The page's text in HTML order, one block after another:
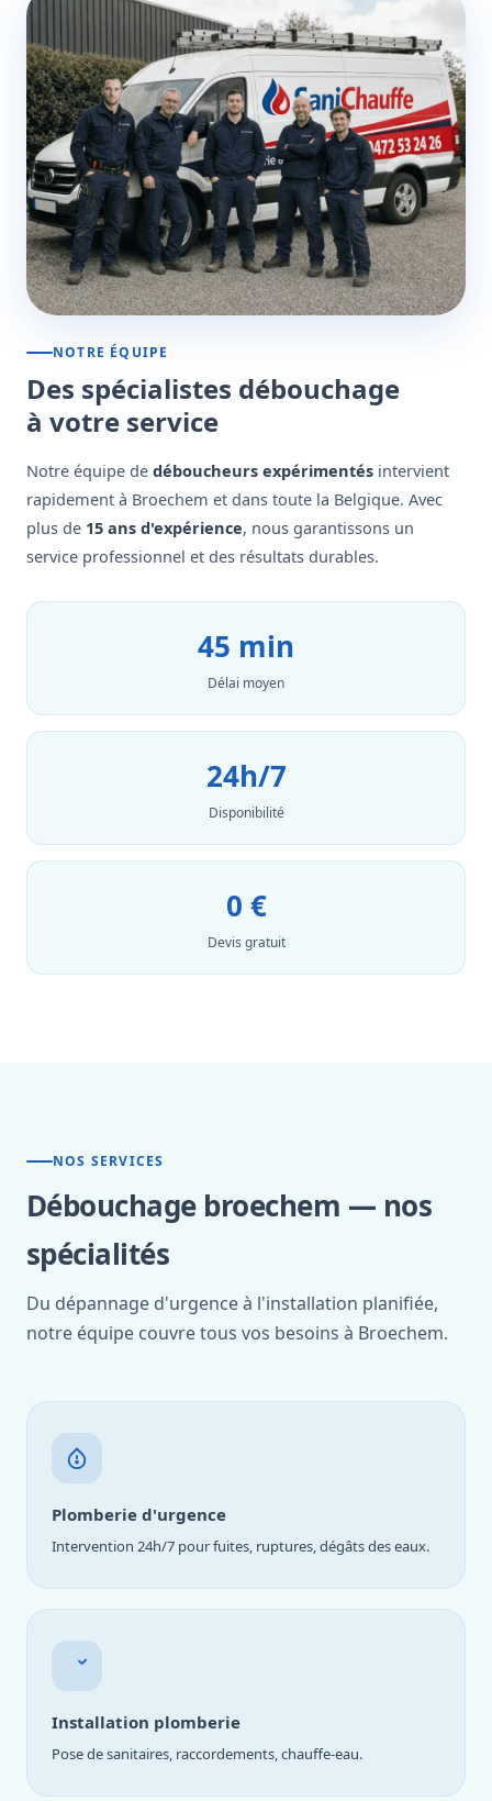
NOTRE ÉQUIPE
Des spécialistes débouchage
à votre service
Notre équipe de déboucheurs expérimentés intervient
rapidement à Broechem et dans toute la Belgique. Avec
plus de 15 ans d'expérience, nous garantissons un
service professionnel et des résultats durables.
45 min
Délai moyen
24h/7
Disponibilité
0 €
Devis gratuit
NOS SERVICES
Débouchage broechem — nos
spécialités
Du dépannage d'urgence à l'installation planifiée,
notre équipe couvre tous vos besoins à Broechem.
Plomberie d'urgence
Intervention 24h/7 pour fuites, ruptures, dégâts des eaux.
Installation plomberie
Pose de sanitaires, raccordements, chauffe-eau.